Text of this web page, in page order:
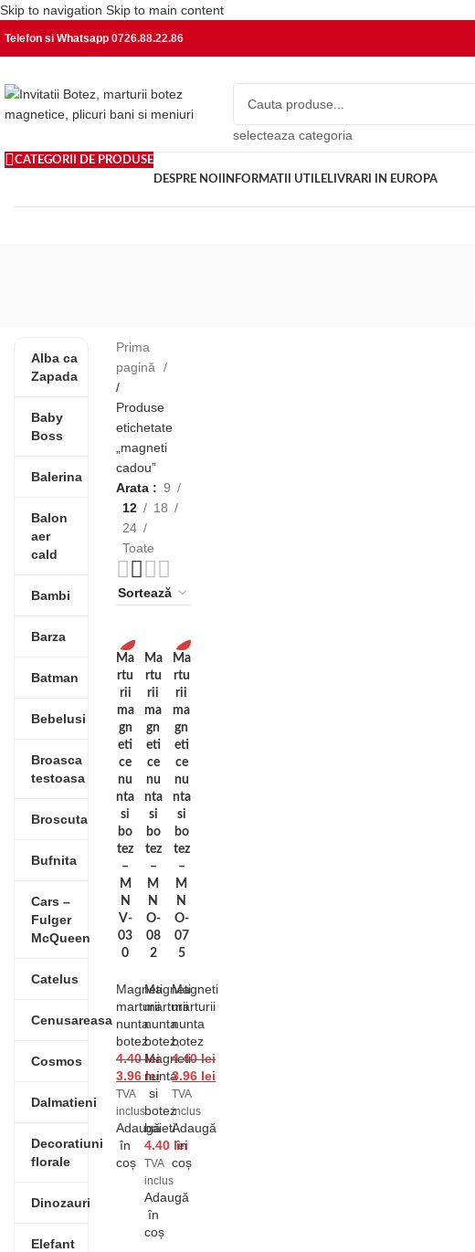
Skip to navigation Skip to main content
Telefon si Whatsapp 0726.88.22.86
selecteaza categoria
CATEGORII DE PRODUSE
DESPRE NOI
INFORMATII UTILELIVRARI IN EUROPA
Alba ca
Zapada
Baby
Boss
Balerina
Balon
aer
cald
Bambi
Barza
Batman
Bebelusi
Broasca
testoasa
Broscuta
Bufnita
Cars –
Fulger
McQueen
Catelus
Cenusareasa
Cosmos
Dalmatieni
Decoratiuni
florale
Dinozauri
Elefant
Prima
pagină
/
Produse
etichetate
„magneti
cadou”
Arata
9
12
18
24
Toate
-10%
Ma
rtu
rii
ma
gn
eti
ce
nu
nta
si
bo
tez
–
M
N
V-
03
0
Magneti
marturii
nunta
botez
4.40lei
3.96 lei
TVA
inclus
Adaugă
în
coș
Ma
rtu
rii
ma
gn
eti
ce
nu
nta
si
bo
tez
–
M
N
O-
08
2
Magneti
marturii
nunta
botez,
Magneti
nunta
si
botez
baieti
4.40 lei
TVA
inclus
Adaugă
în
coș
-10%
Ma
rtu
rii
ma
gn
eti
ce
nu
nta
si
bo
tez
–
M
N
O-
07
5
Magneti
marturii
nunta
botez
4.40lei
3.96 lei
TVA
inclus
Adaugă
în
coș